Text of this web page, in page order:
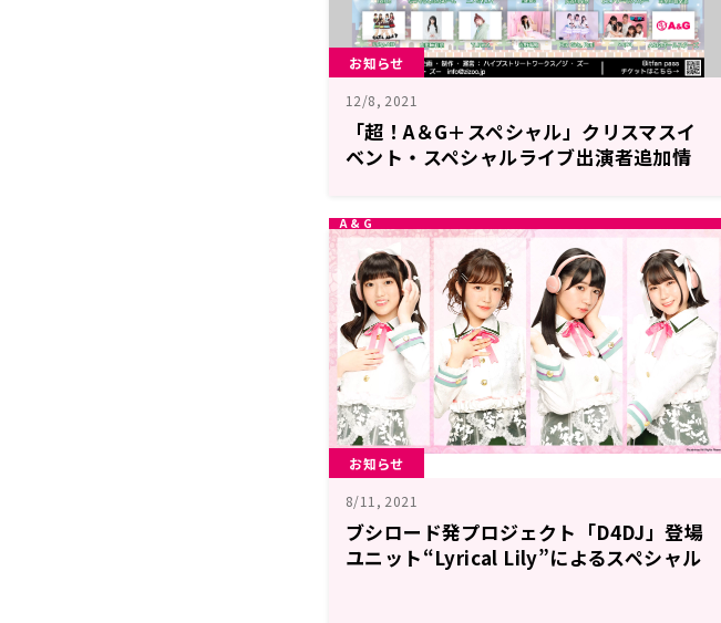
お知らせ
12/8, 2021
「超！A＆G＋スペシャル」クリスマスイ
ベント・スペシャルライブ出演者追加情
お知らせ
8/11, 2021
ブシロード発プロジェクト「D4DJ」登場
ユニット“Lyrical Lily”によるスペシャル